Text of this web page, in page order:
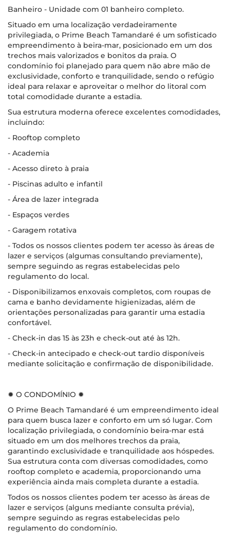
Banheiro - Unidade com 01 banheiro completo.
Situado em uma localização verdadeiramente
privilegiada, o Prime Beach Tamandaré é um sofisticado
empreendimento à beira-mar, posicionado em um dos
trechos mais valorizados e bonitos da praia. O
condomínio foi planejado para quem não abre mão de
exclusividade, conforto e tranquilidade, sendo o refúgio
ideal para relaxar e aproveitar o melhor do litoral com
total comodidade durante a estadia.
Sua estrutura moderna oferece excelentes comodidades,
incluindo:
- Rooftop completo
- Academia
- Acesso direto à praia
- Piscinas adulto e infantil
- Área de lazer integrada
- Espaços verdes
- Garagem rotativa
- Todos os nossos clientes podem ter acesso às áreas de
lazer e serviços (algumas consultando previamente),
sempre seguindo as regras estabelecidas pelo
regulamento do local.
- Disponibilizamos enxovais completos, com roupas de
cama e banho devidamente higienizadas, além de
orientações personalizadas para garantir uma estadia
confortável.
- Check-in das 15 às 23h e check-out até às 12h.
- Check-in antecipado e check-out tardio disponíveis
mediante solicitação e confirmação de disponibilidade.
✹ O CONDOMÍNIO ✹
O Prime Beach Tamandaré é um empreendimento ideal
para quem busca lazer e conforto em um só lugar. Com
localização privilegiada, o condomínio beira-mar está
situado em um dos melhores trechos da praia,
garantindo exclusividade e tranquilidade aos hóspedes.
Sua estrutura conta com diversas comodidades, como
rooftop completo e academia, proporcionando uma
experiência ainda mais completa durante a estadia.
Todos os nossos clientes podem ter acesso às áreas de
lazer e serviços (alguns mediante consulta prévia),
sempre seguindo as regras estabelecidas pelo
regulamento do condomínio.